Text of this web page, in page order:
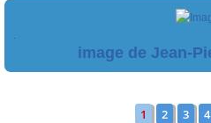
.
image de Jean-
1 2 3 4